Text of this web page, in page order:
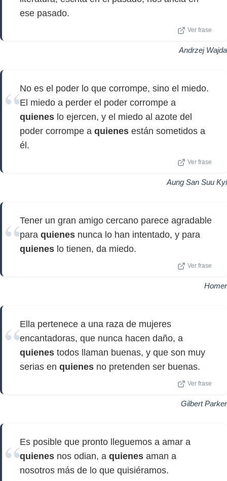
ese pasado.
Ver frase
Andrzej Wajda
No es el poder lo que corrompe, sino el miedo.
El miedo a perder el poder corrompe a
quienes lo ejercen, y el miedo al azote del
poder corrompe a quienes están sometidos a
él.
Ver frase
Aung San Suu Kyi
Tener un gran amigo cercano parece agradable
para quienes nunca lo han intentado, y para
quienes lo tienen, da miedo.
Ver frase
Homer
Ella pertenece a una raza de mujeres
encantadoras, que nunca hacen daño, a
quienes todos llaman buenas, y que son muy
serias en quienes no pretenden ser buenas.
Ver frase
Gilbert Parker
Es posible que pronto lleguemos a amar a
quienes nos odian, a quienes aman a
nosotros más de lo que quisiéramos.